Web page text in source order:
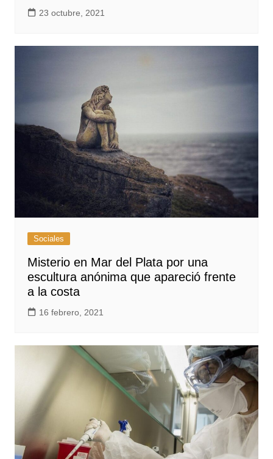
23 octubre, 2021
Sociales
Misterio en Mar del Plata por una
escultura anónima que apareció frente
a la costa
16 febrero, 2021